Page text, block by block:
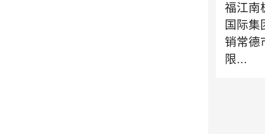
福江南
国际集
销常德
限...